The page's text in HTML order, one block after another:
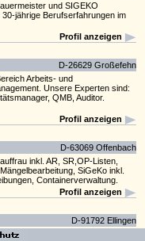
und SIGEKO
jährige Berufserfahrungen im
Profil anzeigen
D-26629 Großefehn
Arbeits- und
Unsere Experten sind:
QMB, Auditor.
Profil anzeigen
D-63069 Offenbach
inkl. AR, SR,OP-Listen,
SiGeKo inkl.
Containerverwaltung.
Profil anzeigen
D-91792 Ellingen
die Arbeitssicherheit!